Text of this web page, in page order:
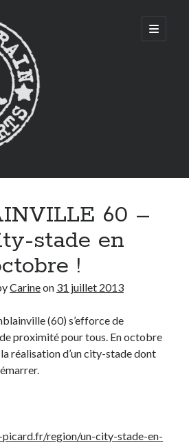
open
primary
60 –
stade en
!
Carineon 31 juillet 2013
(60) s’efforce de
proximité pour tous. En octobre
réalisation d’un city-stade dont
region/un-city-stade-en-